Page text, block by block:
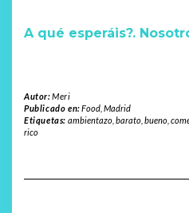
A qué esperáis?.
Autor:Meri
Publicado en:Food ,Madrid
Etiquetas: ambientazo, barato, bueno,
rico